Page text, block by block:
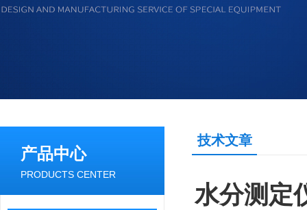
产品中心
PRODUCTS CENTER
技术文章
水分测定